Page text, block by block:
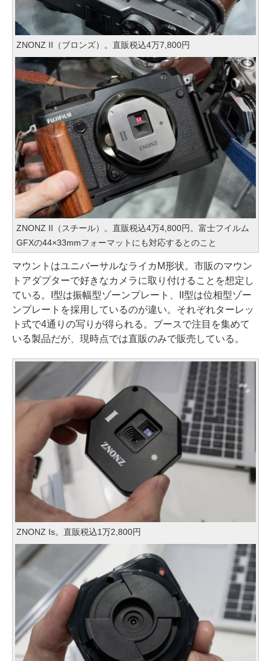
ZNONZ II（ブロンズ）。直販税込4万7,800円
ZNONZ II（スチール）。直販税込4万4,800円。富士フイルム
GFXの44×33mmフォーマットにも対応するとのこと
マウントはユニバーサルなライカM形状。市販のマウン
トアダプターで好きなカメラに取り付けることを想定し
ている。I型は振幅型ゾーンプレート、II型は位相型ゾー
ンプレートを採用しているのが違い。それぞれターレッ
ト式で4通りの写りが得られる。ブースで注目を集めて
いる製品だが、現時点では直販のみで販売している。
ZNONZ Is。直販税込1万2,800円